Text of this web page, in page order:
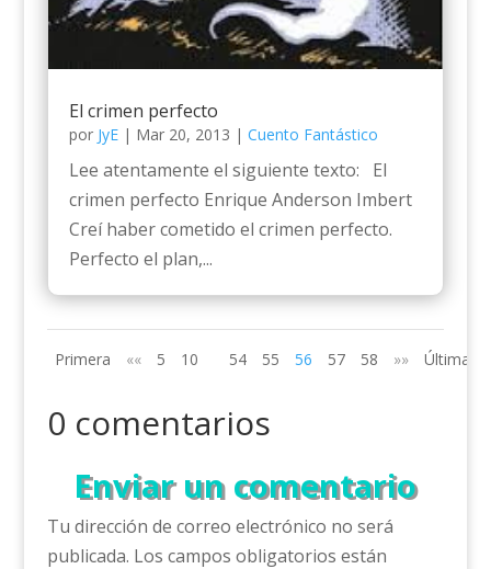
El crimen perfecto
por JyE| Mar 20, 2013 | Cuento Fantástico
Lee atentamente el siguiente texto: El
crimen perfecto Enrique Anderson Imbert
Creí haber cometido el crimen perfecto.
Perfecto el plan,...
Primera «« 5 10 54 55 56 57 58 »» Última
0 comentarios
Enviar un comentario
Tu dirección de correo electrónico no será
publicada. Los campos obligatorios están